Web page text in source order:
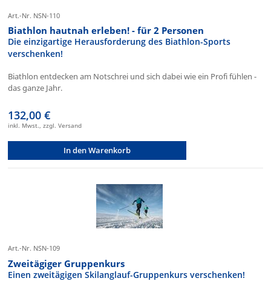
Art.-Nr. NSN-110
Biathlon hautnah erleben! - für 2 Personen
Die einzigartige Herausforderung des Biathlon-Sports
verschenken!
Biathlon entdecken am Notschrei und sich dabei wie ein Profi fühlen -
das ganze Jahr.
132,00 €
inkl. Mwst., zzgl. Versand
In den Warenkorb
Art.-Nr. NSN-109
Zweitägiger Gruppenkurs
Einen zweitägigen Skilanglauf-Gruppenkurs verschenken!